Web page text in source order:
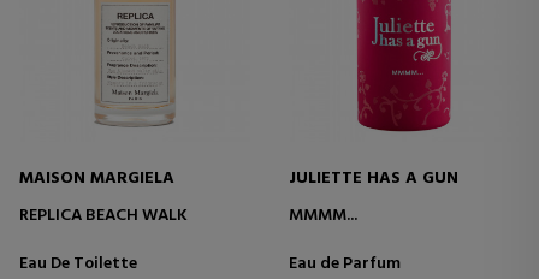
MAISON MARGIELA
REPLICA BEACH WALK
Eau De Toilette
JULIETTE HAS A GUN
MMMM...
Eau de Parfum